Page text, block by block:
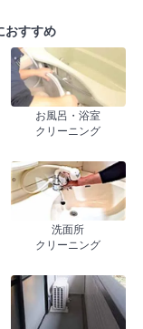
おすすめ
お風呂・浴室
クリーニング
洗面所
クリーニング